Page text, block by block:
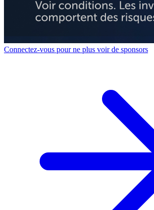
Connectez-vous pour ne plus voir de sponsors